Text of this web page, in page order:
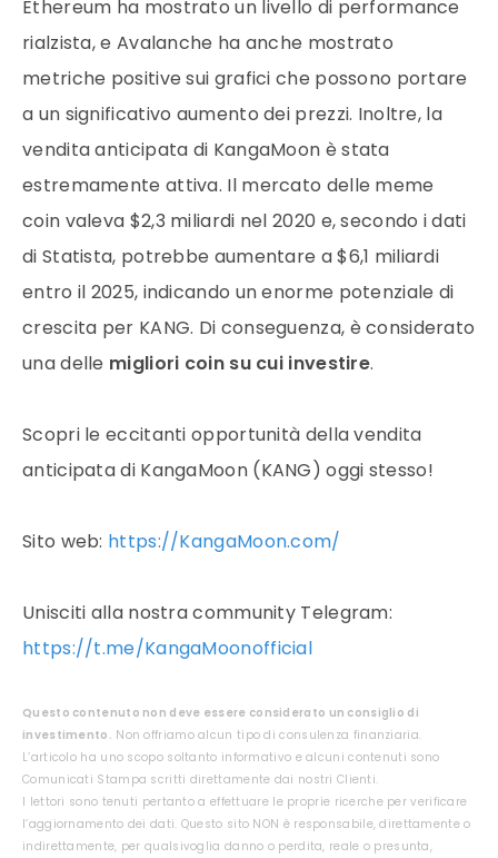
Ethereum ha mostrato un livello di performance
rialzista, e Avalanche ha anche mostrato
metriche positive sui grafici che possono portare
a un significativo aumento dei prezzi. Inoltre, la
vendita anticipata di KangaMoon è stata
estremamente attiva. Il mercato delle meme
coin valeva $2,3 miliardi nel 2020 e, secondo i dati
di Statista, potrebbe aumentare a $6,1 miliardi
entro il 2025, indicando un enorme potenziale di
crescita per KANG. Di conseguenza, è considerato
una delle migliori coin su cui investire.
Scopri le eccitanti opportunità della vendita
anticipata di KangaMoon (KANG) oggi stesso!
Sito web: https://KangaMoon.com/
Unisciti alla nostra community Telegram:
https://t.me/KangaMoonofficial
Questo contenuto non deve essere considerato un consiglio di
investimento. Non offriamo alcun tipo di consulenza finanziaria.
L’articolo ha uno scopo soltanto informativo e alcuni contenuti sono
Comunicati Stampa scritti direttamente dai nostri Clienti.
I lettori sono tenuti pertanto a effettuare le proprie ricerche per verificare
l’aggiornamento dei dati. Questo sito NON è responsabile, direttamente o
indirettamente, per qualsivoglia danno o perdita, reale o presunta,